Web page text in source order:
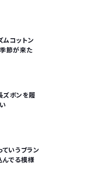
コットン
節が来た
ズボンを履
ていうブラン
んでる模様